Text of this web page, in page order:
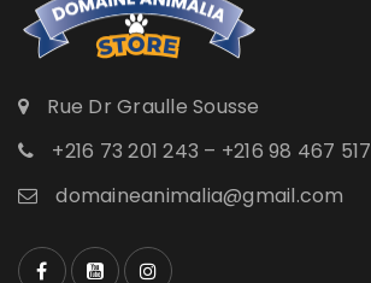
Rue Dr Graulle Sousse
+216 73 201 243 – +216 98 467 517
domaineanimalia@gmail.com